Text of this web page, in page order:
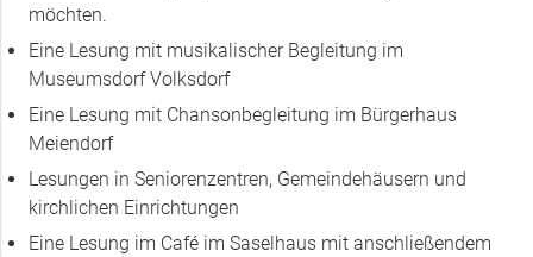
möchten.
Eine Lesung mit musikalischer Begleitung im
Museumsdorf Volksdorf
Eine Lesung mit Chansonbegleitung im Bürgerhaus
Meiendorf
Lesungen in Seniorenzentren, Gemeindehäusern und
kirchlichen Einrichtungen
Eine Lesung im Café im Saselhaus mit anschließendem